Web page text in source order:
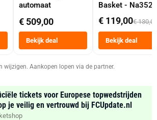
automaat
€ 509,00
Bekijk deal
Basket -
Dubbele Mand 9
Tot 6 Personen
Heteluchtfriteuse
Zwart
€ 119,00€ 130,00
Bekijk deal
wijzigen. Aankopen lopen via de partner.
tickets voor Europese topwedstrijden
je veilig en vertrouwd bij FCUpdate.nl